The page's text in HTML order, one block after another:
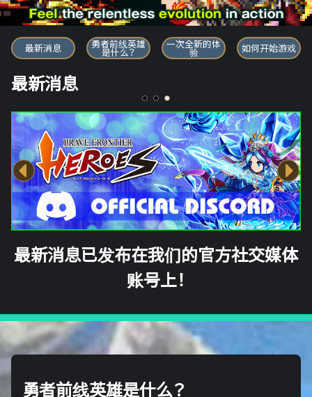
勇者前线英雄
最新消息 勇者前线英雄
是什么？
一次全新的体
验 如何开始游戏
最新消息
最新消息已发布在我们的官方社交媒体
账号上！
勇者前线英雄是什么？